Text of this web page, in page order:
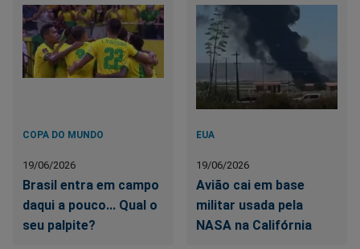
COPA DO MUNDO
19/06/2026
Brasil entra em campo
daqui a pouco... Qual o
seu palpite?
EUA
19/06/2026
Avião cai em base
militar usada pela
NASA na Califórnia